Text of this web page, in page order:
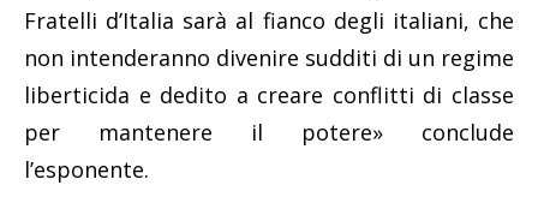
Fratelli d’Italia sarà al fianco degli italiani, che
non intenderanno divenire sudditi di un regime
liberticida e dedito a creare conflitti di classe
per mantenere il potere» conclude
l’esponente.